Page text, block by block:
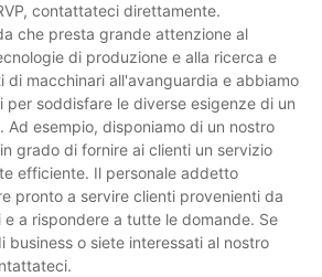
contattateci direttamente.
che presta grande attenzione al
di produzione e alla ricerca e
di macchinari all'avanguardia e abbiamo
per soddisfare le diverse esigenze di un
Ad esempio, disponiamo di un nostro
grado di fornire ai clienti un servizio
efficiente. Il personale addetto
pronto a servire clienti provenienti da
a rispondere a tutte le domande. Se
o siete interessati al nostro